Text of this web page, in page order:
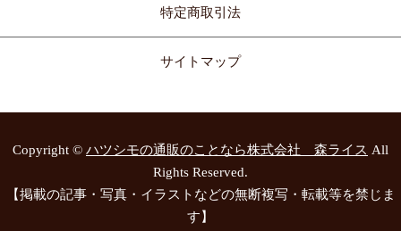
特定商取引法
サイトマップ
Copyright © ハツシモの通販のことなら株式会社 森ライス All
Rights Reserved.
【掲載の記事・写真・イラストなどの無断複写・転載等を禁じま
す】